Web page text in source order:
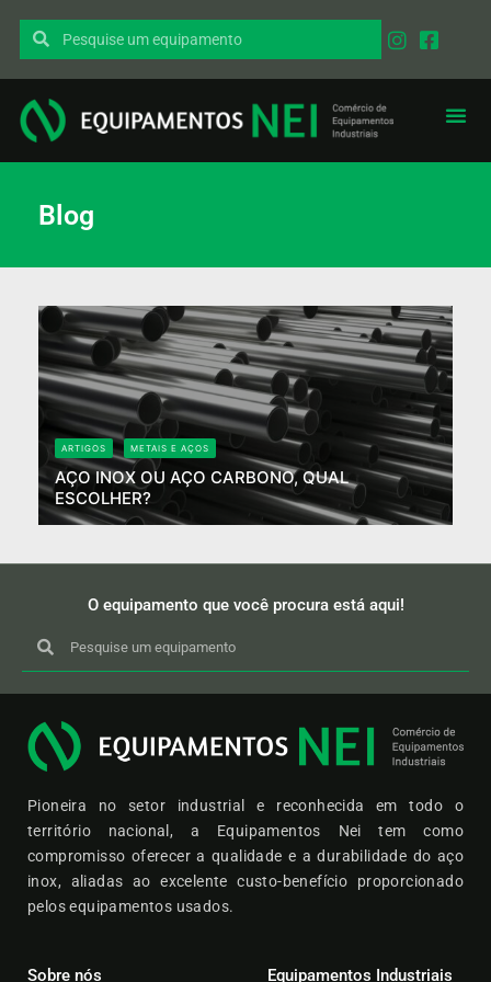
Blog
ARTIGOS METAIS E AÇOS
AÇO INOX OU AÇO CARBONO, QUAL
ESCOLHER?
O equipamento que você procura está aqui!
Pioneira no setor industrial e reconhecida em todo o
território nacional, a Equipamentos Nei tem como
compromisso oferecer a qualidade e a durabilidade do aço
inox, aliadas ao excelente custo-benefício proporcionado
pelos equipamentos usados.
Sobre nós Equipamentos Industriais